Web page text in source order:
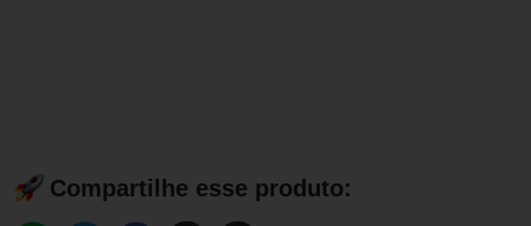
Compartilhe esse produto: